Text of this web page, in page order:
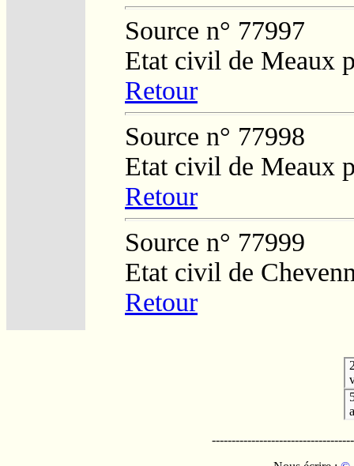
Source n° 77997
Etat civil de Meaux
Retour
Source n° 77998
Etat civil de Meaux
Retour
Source n° 77999
Etat civil de
Retour